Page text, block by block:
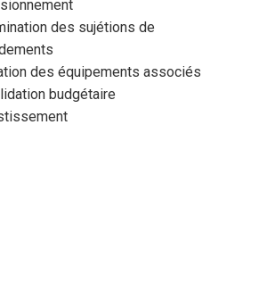
des sujétions de
des équipements associés
budgétaire